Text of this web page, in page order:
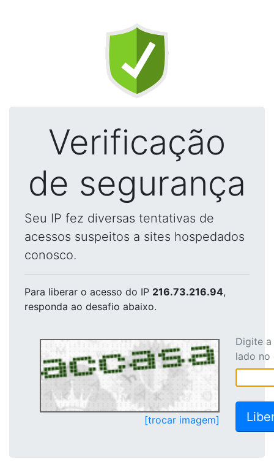
Verificação
de segurança
Seu IP fez diversas tentativas de
acessos suspeitos a sites hospedados
conosco.
Para liberar o acesso do IP 216.73.216.94,
responda ao desafio abaixo.
[trocar imagem]
Digite
lado no